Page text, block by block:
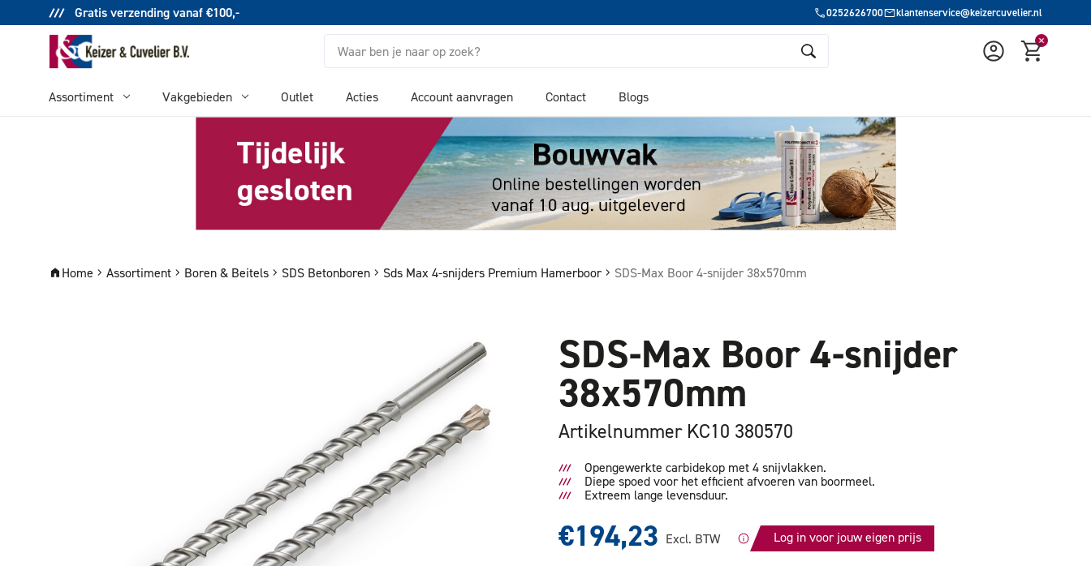
Gratis verzending vanaf €100,- 0252626700 klantenservice@keizercuvelier.nl
Zoeken
Assortiment Vakgebieden Outlet Acties Account aanvragen Contact Blogs
Home Assortiment Boren & Beitels SDS Betonboren Sds Max 4-snijders Premium Hamerboor SDS-Max Boor 4-snijder 38x570mm
SDS-Max Boor 4-snijder
38x570mm
Artikelnummer KC10 380570
Opengewerkte carbidekop met 4 snijvlakken.
Diepe spoed voor het efficient afvoeren van boormeel.
Extreem lange levensduur.
€194,23 Excl. BTW Log in voor jouw eigen prijs